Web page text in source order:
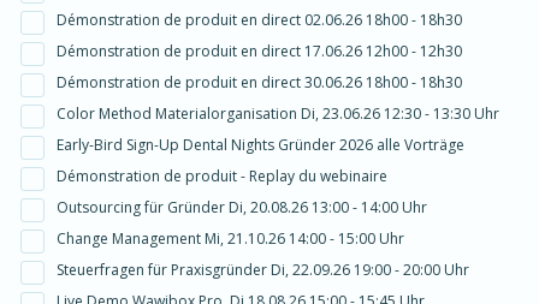
Démonstration de produit en direct 02.06.26 18h00 - 18h30
Démonstration de produit en direct 17.06.26 12h00 - 12h30
Démonstration de produit en direct 30.06.26 18h00 - 18h30
Color Method Materialorganisation Di, 23.06.26 12:30 - 13:30 Uhr
Early-Bird Sign-Up Dental Nights Gründer 2026 alle Vorträge
Démonstration de produit - Replay du webinaire
Outsourcing für Gründer Di, 20.08.26 13:00 - 14:00 Uhr
Change Management Mi, 21.10.26 14:00 - 15:00 Uhr
Steuerfragen für Praxisgründer Di, 22.09.26 19:00 - 20:00 Uhr